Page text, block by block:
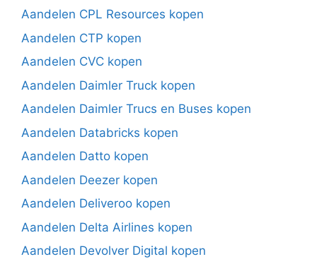
Aandelen CPL Resources kopen
Aandelen CTP kopen
Aandelen CVC kopen
Aandelen Daimler Truck kopen
Aandelen Daimler Trucs en Buses kopen
Aandelen Databricks kopen
Aandelen Datto kopen
Aandelen Deezer kopen
Aandelen Deliveroo kopen
Aandelen Delta Airlines kopen
Aandelen Devolver Digital kopen